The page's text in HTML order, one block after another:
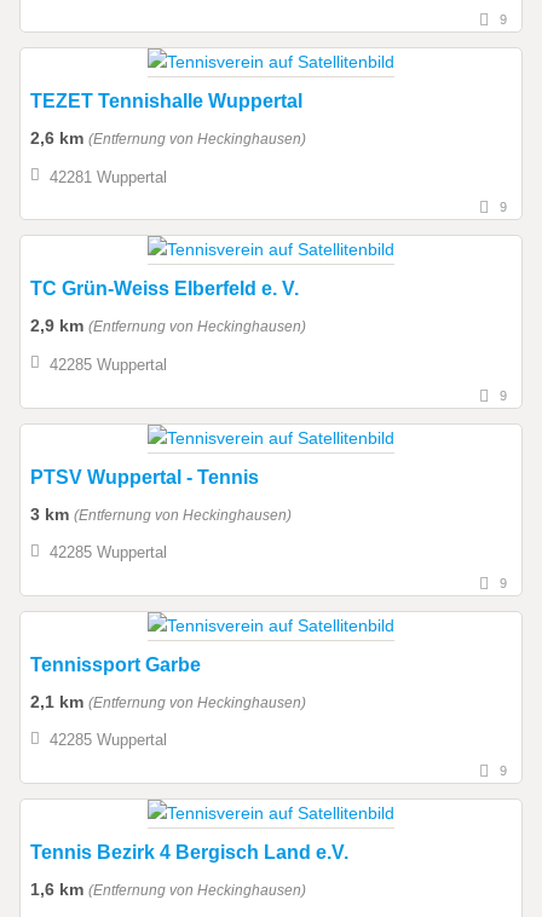
9
TEZET Tennishalle Wuppertal
2,6 km (Entfernung von Heckinghausen)
42281 Wuppertal
9
TC Grün-Weiss Elberfeld e. V.
2,9 km (Entfernung von Heckinghausen)
42285 Wuppertal
9
PTSV Wuppertal - Tennis
3 km (Entfernung von Heckinghausen)
42285 Wuppertal
9
Tennissport Garbe
2,1 km (Entfernung von Heckinghausen)
42285 Wuppertal
9
Tennis Bezirk 4 Bergisch Land e.V.
1,6 km (Entfernung von Heckinghausen)